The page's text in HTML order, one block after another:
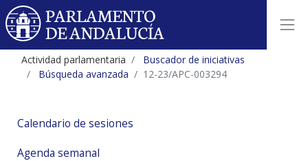
Actividad parlamentaria
Buscador de iniciativas
Búsqueda avanzada
12-23/APC-003294
Calendario de sesiones
Agenda semanal